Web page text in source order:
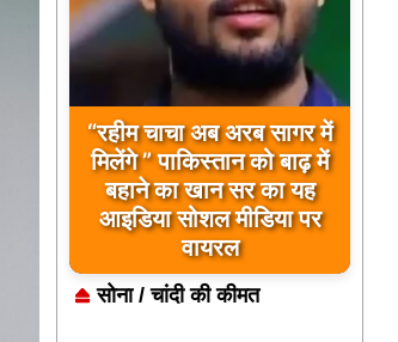
“रहीम चाचा अब अरब सागर में
मिलेंगे ” पाकिस्तान को बाढ़ में
बहाने का खान सर का यह
आइडिया सोशल मीडिया पर
वायरल
सोना / चांदी की कीमत